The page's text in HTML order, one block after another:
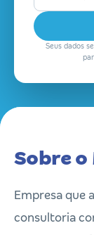
Seus dados
Sobre
Empresa que
consultoria